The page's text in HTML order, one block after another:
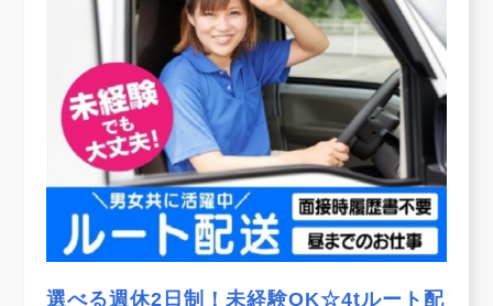
選べる週休2日制！未経験OK☆4tルート配